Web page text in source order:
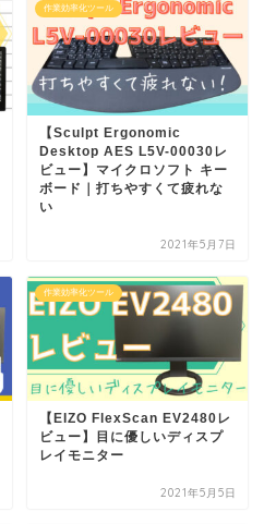
作業効率化ツール
【Sculpt Ergonomic
Desktop AES L5V-00030レ
ビュー】マイクロソフト キー
ボード｜打ちやすくて疲れな
い
2021年5月7日
作業効率化ツール
【EIZO FlexScan EV2480レ
ビュー】目に優しいディスプ
レイモニター
2021年5月5日